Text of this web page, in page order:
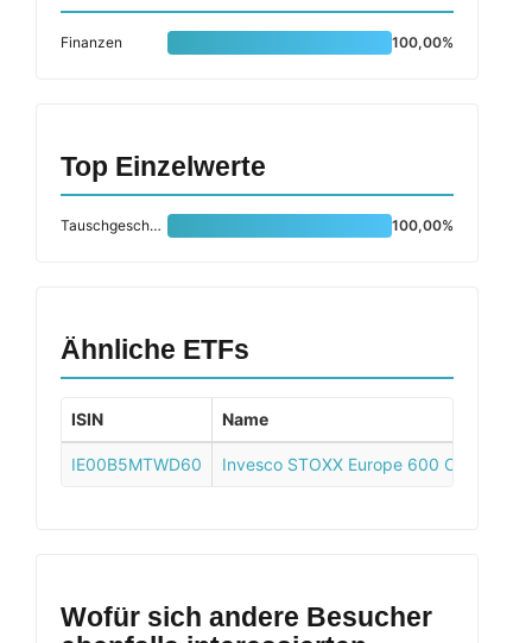
Finanzen 100,00%
Top Einzelwerte
Tauschgeschäft (Trs) 100,00%
Ähnliche ETFs
ISIN Name
IE00B5MTWD60 Invesco STOXX Europe 600 Optimised
Wofür sich andere Besucher